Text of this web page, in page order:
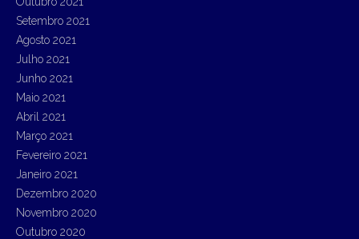
Setembro 2021
Agosto 2021
Julho 2021
Junho 2021
Maio 2021
Abril 2021
Março 2021
Fevereiro 2021
Janeiro 2021
Dezembro 2020
Novembro 2020
Outubro 2020